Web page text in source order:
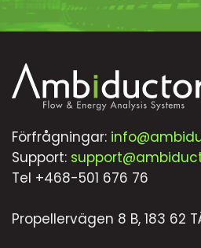
Förfrågningar:
Support:
Tel +468-501 676 76
Propellervägen 8 B, 183 62